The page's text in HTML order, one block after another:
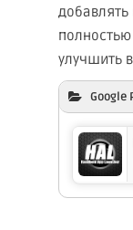
улучшить
Google